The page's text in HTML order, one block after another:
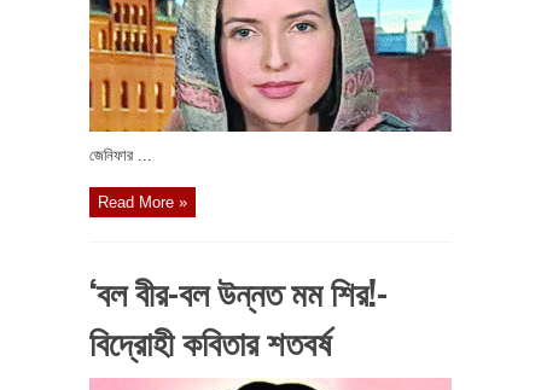
জেনিফার ...
Read More »
‘বল বীর-বল উন্নত মম শির!-
বিদ্রোহী কবিতার শতবর্ষ